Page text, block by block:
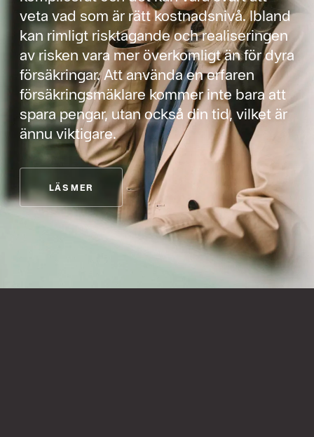
veta vad som är rätt kostnadsnivå. Ibland
kan rimligt risktagande och realiseringen
av risken vara mer överkomligt än för dyra
försäkringar. Att använda en erfaren
försäkringsmäklare kommer inte bara att
spara pengar, utan också din tid, vilket är
ännu viktigare.
LÄS MER